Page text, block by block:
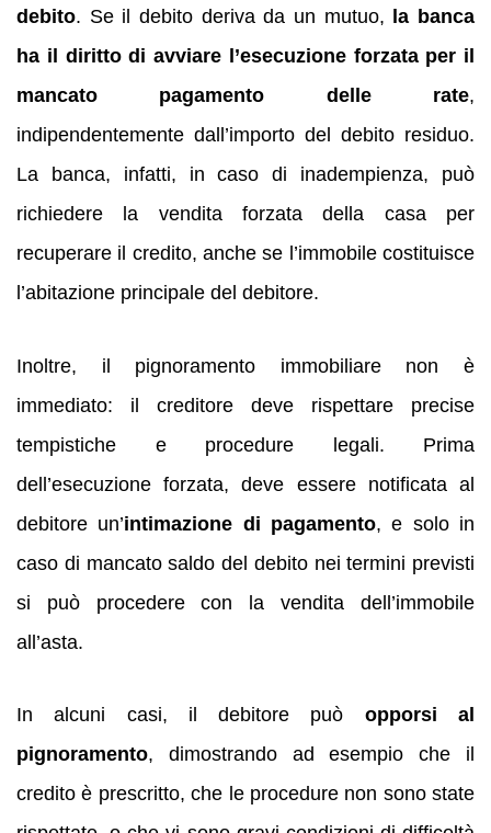
debito. Se il debito deriva da un mutuo,
la banca
ha il diritto di avviare l’esecuzione forzata per il
mancato pagamento delle rate,
indipendentemente dall’importo del debito residuo.
La banca, infatti, in caso di inadempienza, può
richiedere la vendita forzata della casa per
recuperare il credito, anche se l’immobile costituisce
l’abitazione principale del debitore.
Inoltre, il pignoramento immobiliare non è
immediato: il creditore deve rispettare precise
tempistiche e procedure legali. Prima
dell’esecuzione forzata, deve essere notificata al
debitore un’intimazione di pagamento, e solo in
caso di mancato saldo del debito nei termini previsti
si può procedere con la vendita dell’immobile
all’asta.
In alcuni casi, il debitore può opporsi al
pignoramento, dimostrando ad esempio che il
credito è prescritto, che le procedure non sono state